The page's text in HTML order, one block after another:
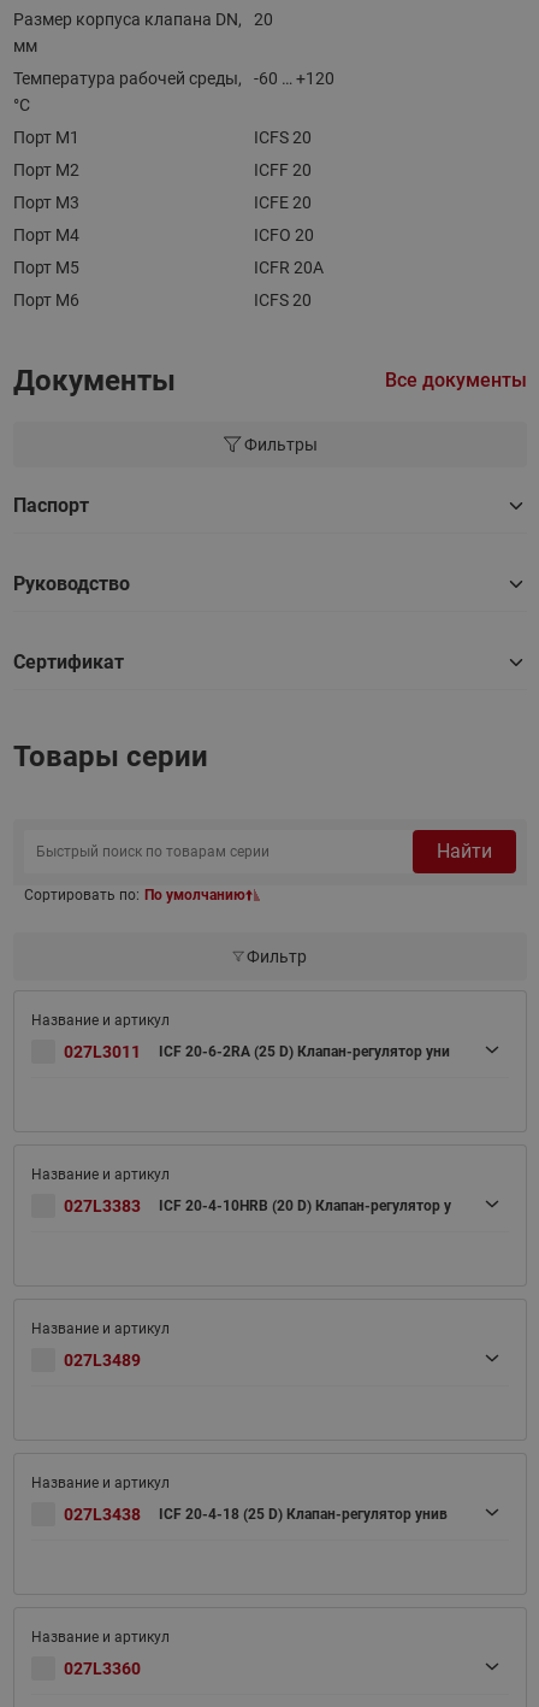
Размер корпуса клапана DN,
мм
20
Температура рабочей среды,
°С
-60 … +120
Порт M1
ICFS 20
Порт M2
ICFF 20
Порт M3
ICFE 20
Порт M4
ICFO 20
Порт M5
ICFR 20A
Порт M6
ICFS 20
Документы Все документы
Фильтры
Паспорт
Руководство
Сертификат
Товары серии
Найти
Сортировать по: По умолчанию
Фильтр
027L3011 ICF 20-6-2RA (25 D) Клапан-регулятор уни
027L3383 ICF 20-4-10HRB (20 D) Клапан-регулятор у
027L3489
027L3438 ICF 20-4-18 (25 D) Клапан-регулятор унив
027L3360